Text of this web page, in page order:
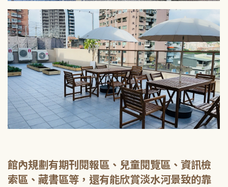
館內規劃有期刊閱報區、兒童閱覽區、資訊檢
索區、藏書區等，還有能欣賞淡水河景致的靠